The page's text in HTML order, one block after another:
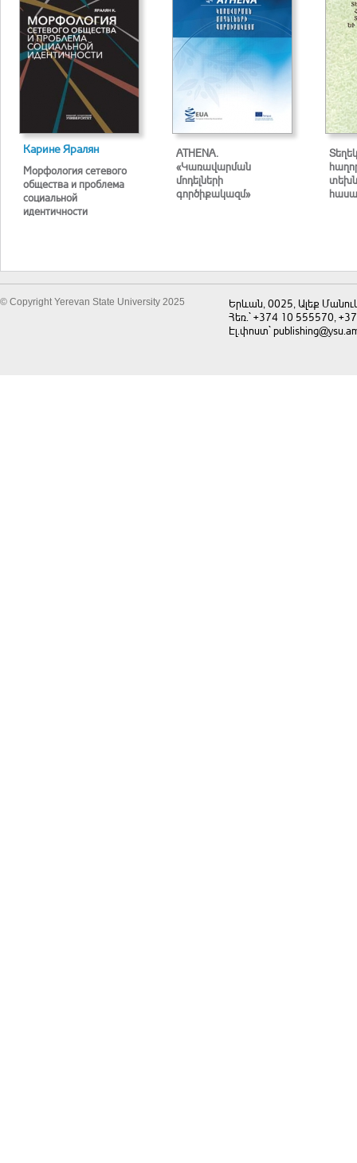
Карине Яралян
Морфология сетевого
общества и проблема
социальной
идентичности
ATHENA.
«Կառավարման
մոդելների
գործիքակազմ»
© Copyright Yerevan State University 2025
Երևան, 0025, Ալեք
Հեռ.` +374 10 555570,
Էլ.փոստ`